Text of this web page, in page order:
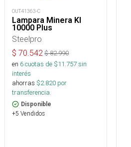
OUT41363-C
Lampara Minera Kl
10000 Plus
Steelpro
$ 70.542 $82.990
en 6cuotas de $11.757sin
interés
ahorras $2.820 por
transferencia.
Disponible
+5 Vendidos